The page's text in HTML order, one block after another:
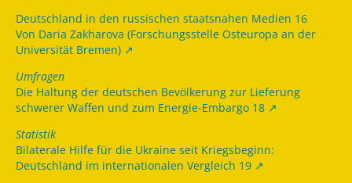
Deutschland in den russischen staatsnahen Medien 16
Von Daria Zakharova (Forschungsstelle Osteuropa an der
Universität Bremen)
Umfragen
Die Haltung der deutschen Bevölkerung zur Lieferung
schwerer Waffen und zum Energie-Embargo 18
Statistik
Bilaterale Hilfe für die Ukraine seit Kriegsbeginn:
Deutschland im internationalen Vergleich 19